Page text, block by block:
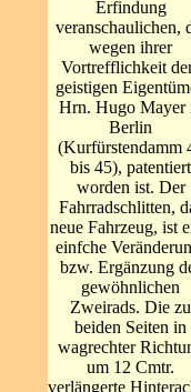
Erfindung
veranschaulichen,
wegen ihrer
Vortrefflichkeit
geistigen
Hrn. Hugo Mayer
Berlin
(Kurfürstendamm
bis 45), patentiert
worden ist. Der
Fahrradschlitten,
neue Fahrzeug, ist
einfche
bzw. Ergänzung
gewöhnlichen
Zweirads. Die zu
beiden Seiten in
wagrechter
um 12 Cmtr.
verlängerte